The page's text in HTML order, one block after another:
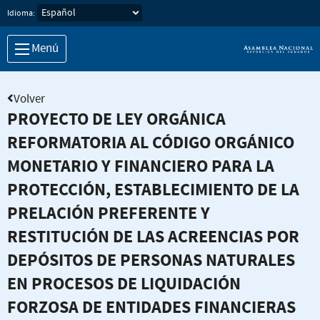
Idioma:
Menú
Volver
PROYECTO DE LEY ORGÁNICA
REFORMATORIA AL CÓDIGO ORGÁNICO
MONETARIO Y FINANCIERO PARA LA
PROTECCIÓN, ESTABLECIMIENTO DE LA
PRELACIÓN PREFERENTE Y
RESTITUCIÓN DE LAS ACREENCIAS POR
DEPÓSITOS DE PERSONAS NATURALES
EN PROCESOS DE LIQUIDACIÓN
FORZOSA DE ENTIDADES FINANCIERAS